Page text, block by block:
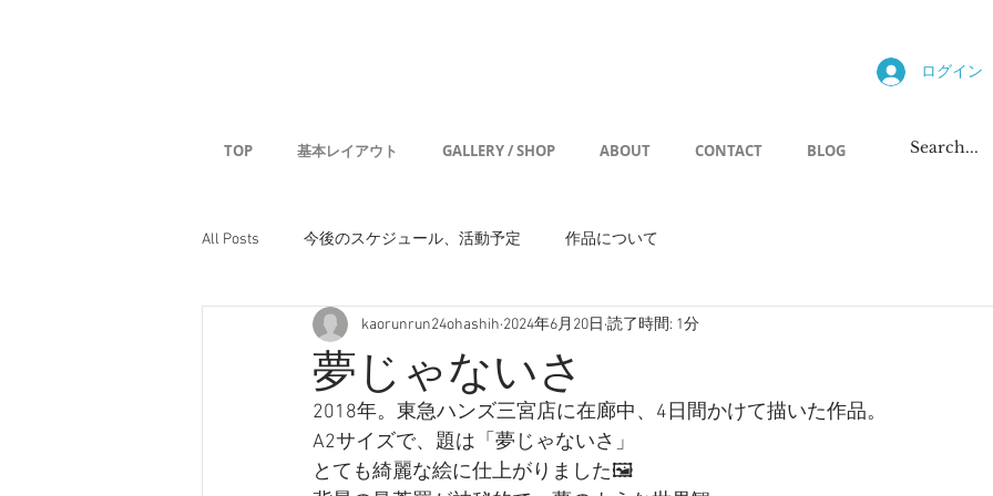
ログイン
TOP 基本レイアウト GALLERY / SHOP ABOUT CONTACT BLOG
All Posts 今後のスケジュール、活動予定 作品について
夢じゃないさ
kaorunrun24ohashih 2024年6月20日 読了時間: 1分
2018年。東急ハンズ三宮店に在廊中、4日間かけて描いた作品。
A2サイズで、題は「夢じゃないさ」
とても綺麗な絵に仕上がりました🖼️